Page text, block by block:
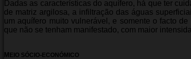
Dadas as características do aquífero, há que ter
de matriz argilosa, a infiltração das águas
um aquífero muito vulnerável, e somente o facto
que não se tenham manifestado, com maior
M EIO SÓCIO- ECONÓMICO